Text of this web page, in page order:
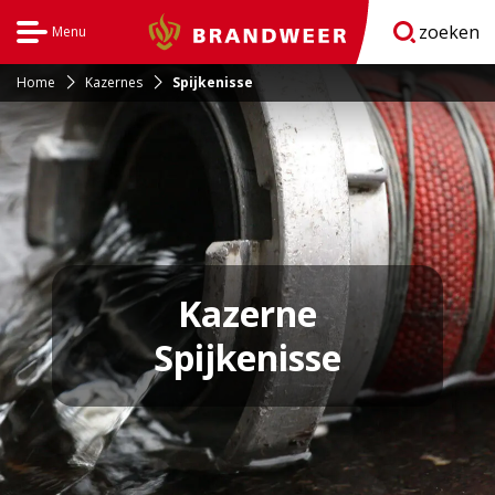
Menu Brandweer zoeken
Home Kazernes Spijkenisse
Kazerne
Spijkenisse